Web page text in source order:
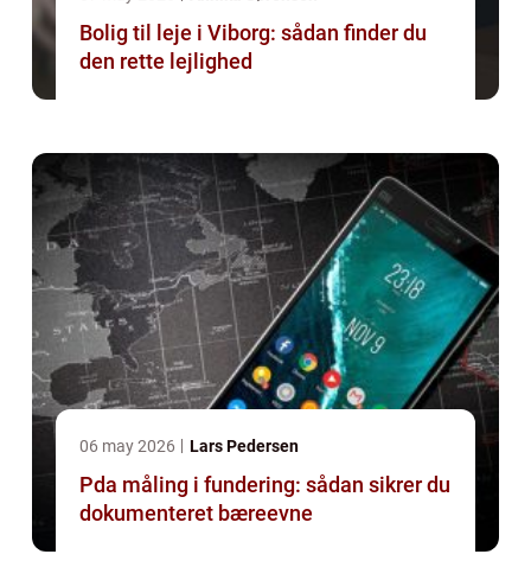
Bolig til leje i Viborg: sådan finder du
den rette lejlighed
06 may 2026 Lars Pedersen
Pda måling i fundering: sådan sikrer du
dokumenteret bæreevne